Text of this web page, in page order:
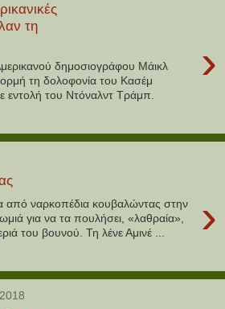
τη
›
δημοσιογράφου Μάικλ
τη δολοφονία του Κασέμ
εντολή του Ντόναλντ Τράμπ.
›
από ναρκοπέδια κουβαλώντας στην
για να τα πουλήσει, «λαθραία»,
του βουνού. Τη λένε Αμινέ ...